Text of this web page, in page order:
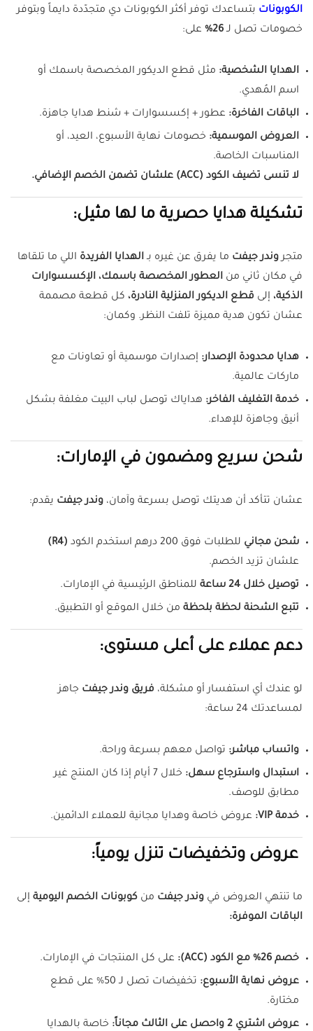
الكوبونات بتساعدك توفر أكثر الكوبونات دي متجدّدة دايماً وبتوفر
خصومات تصل لـ26% على:
الهدايا الشخصية: مثل قطع الديكور المخصصة باسمك أو
اسم المُهدي.
الباقات الفاخرة: عطور + إكسسوارات + شنط هدايا جاهزة.
العروض الموسمية: خصومات نهاية الأسبوع، العيد، أو
المناسبات الخاصة.
لا تنسى تضيف الكود (ACC) علشان تضمن الخصم الإضافي.
تشكيلة هدايا حصرية ما لها مثيل:
متجروندر جيفت ما يفرق عن غيره بـالهدايا الفريدة اللي ما تلقاها
في مكان ثاني من العطور المخصصة باسمك، الإكسسوارات
الذكية، إلى قطع الديكور المنزلية النادرة، كل قطعة مصممة
عشان تكون هدية مميزة تلفت النظر. وكمان:
هدايا محدودة الإصدار: إصدارات موسمية أو تعاونات مع
ماركات عالمية.
خدمة التغليف الفاخر: هداياك توصل لباب البيت مغلفة بشكل
أنيق وجاهزة للإهداء.
شحن سريع ومضمون في الإمارات:
عشان تتأكد أن هديتك توصل بسرعة وآمان، وندر جيفت يقدم:
شحن مجاني للطلبات فوق 200 درهم استخدم الكود
(R4)
علشان تزيد الخصم.
توصيل خلال 24 ساعة للمناطق الرئيسية في الإمارات.
تتبع الشحنة لحظة بلحظة من خلال الموقع أو التطبيق.
دعم عملاء على أعلى مستوى:
لو عندك أي استفسار أو مشكلة، فريق وندر جيفت جاهز
لمساعدتك 24 ساعة:
واتساب مباشر: تواصل معهم بسرعة وراحة.
استبدال واسترجاع سهل:
خلال 7 أيام إذا كان المنتج غير
مطابق للوصف.
خدمة VIP: عروض خاصة وهدايا مجانية للعملاء الدائمين.
عروض وتخفيضات تنزل يومياً:
ما تنتهي العروض في وندر جيفت من كوبونات الخصم اليومية إلى
الباقات الموفرة:
خصم 26% مع الكود (ACC): على كل المنتجات في الإمارات.
عروض نهاية الأسبوع:
تخفيضات تصل لـ 50% على قطع
مختارة.
عروض اشتري 2 واحصل على الثالث مجاناً:
خاصة بالهدايا